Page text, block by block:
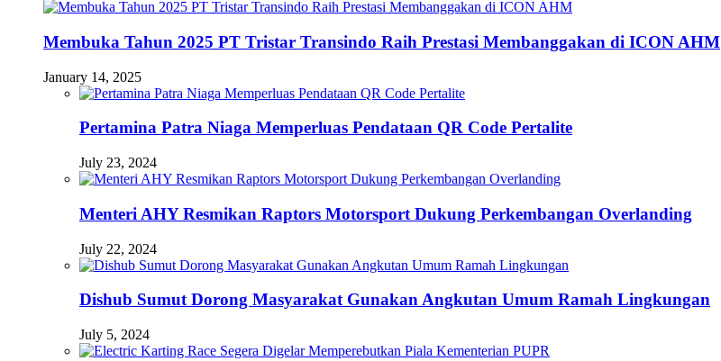
Membuka Tahun 2025 PT Tristar Transindo Raih Prestasi Membanggakan di ICON AHM
January 14, 2025
Pertamina Patra Niaga Memperluas Pendataan QR Code Pertalite
July 23, 2024
Menteri AHY Resmikan Raptors Motorsport Dukung Perkembangan Overlanding
July 22, 2024
Dishub Sumut Dorong Masyarakat Gunakan Angkutan Umum Ramah Lingkungan
July 5, 2024